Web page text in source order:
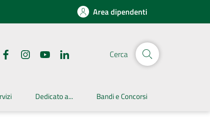
Area dipendenti
Cerca
Dedicato a... Bandi e Concorsi